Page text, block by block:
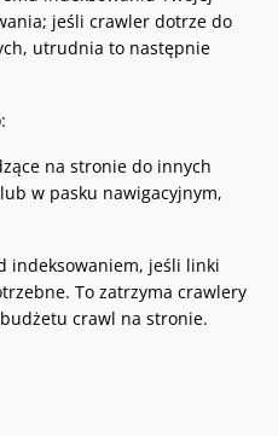
jeśli crawler dotrze do
utrudnia to następnie
na stronie do innych
w pasku nawigacyjnym,
indeksowaniem, jeśli linki
To zatrzyma crawlery
crawl na stronie.